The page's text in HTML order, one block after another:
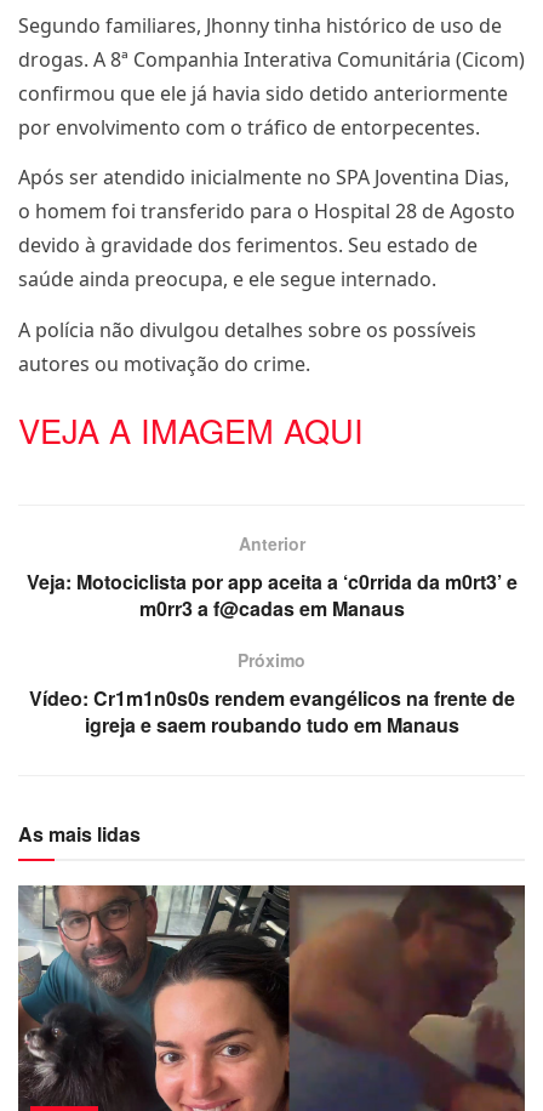
Segundo familiares, Jhonny tinha histórico de uso de
drogas. A 8ª Companhia Interativa Comunitária (Cicom)
confirmou que ele já havia sido detido anteriormente
por envolvimento com o tráfico de entorpecentes.
Após ser atendido inicialmente no SPA Joventina Dias,
o homem foi transferido para o Hospital 28 de Agosto
devido à gravidade dos ferimentos. Seu estado de
saúde ainda preocupa, e ele segue internado.
A polícia não divulgou detalhes sobre os possíveis
autores ou motivação do crime.
VEJA A IMAGEM AQUI
Anterior
Veja: Motociclista por app aceita a ‘c0rrida da m0rt3’ e
m0rr3 a f@cadas em Manaus
Próximo
Vídeo: Cr1m1n0s0s rendem evangélicos na frente de
igreja e saem roubando tudo em Manaus
As mais lidas